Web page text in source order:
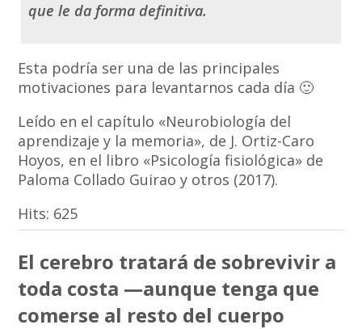
que le da forma definitiva.
Esta podría ser una de las principales
motivaciones para levantarnos cada día 🙂
Leído en el capítulo «Neurobiología del
aprendizaje y la memoria», de J. Ortiz-Caro
Hoyos, en el libro «Psicología fisiológica» de
Paloma Collado Guirao y otros (2017).
Hits: 625
El cerebro tratará de sobrevivir a
toda costa —aunque tenga que
comerse al resto del cuerpo